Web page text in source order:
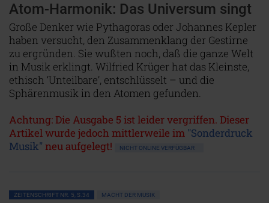
Atom-Harmonik: Das Universum singt
Große Denker wie Pythagoras oder Johannes Kepler
haben versucht, den Zusammenklang der Gestirne
zu ergründen. Sie wußten noch, daß die ganze Welt
in Musik erklingt. Wilfried Krüger hat das Kleinste,
ethisch ‘Unteilbare’, entschlüsselt – und die
Sphärenmusik in den Atomen gefunden.
Achtung: Die Ausgabe 5 ist leider vergriffen. Dieser
Artikel wurde jedoch mittlerweile im "Sonderdruck
Musik" neu aufgelegt! NICHT ONLINE VERFÜGBAR
ZEITENSCHRIFT NR. 5, S.34 MACHT DER MUSIK